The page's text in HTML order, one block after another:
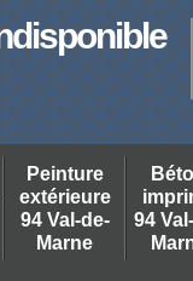
Peinture
extérieure
94 Val-de-
Marne
94